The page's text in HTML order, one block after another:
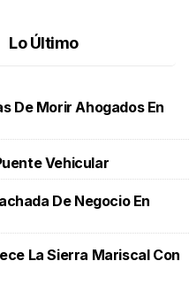
Lo Último
De Morir Ahogados En
Vehicular
De Negocio En
La Sierra Mariscal Con